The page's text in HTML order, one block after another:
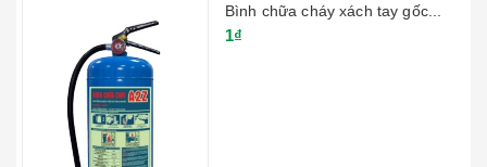
Bình chữa cháy xách tay gốc...
1₫